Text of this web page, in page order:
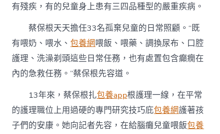
有殘疾，有的兒童身上患有三四品種型的嚴重疾病。
蔡保根天天擔任33名孤棄兒童的日常照顧。“既
有喂奶、喂水、包養網喂飯、喂藥、調換尿布、口腔
護理、洗澡剃頭這些日常任務，也有處置包含癲癇在
內的急救任務。”蔡保根先容道。
13年來，蔡保根扎包養app根護理一線，在平常
的護理職位上用過硬的專門研究技巧庇包養網護著孩
子們的安康。她向記者先容，在給腦癱兒童喂飯包養